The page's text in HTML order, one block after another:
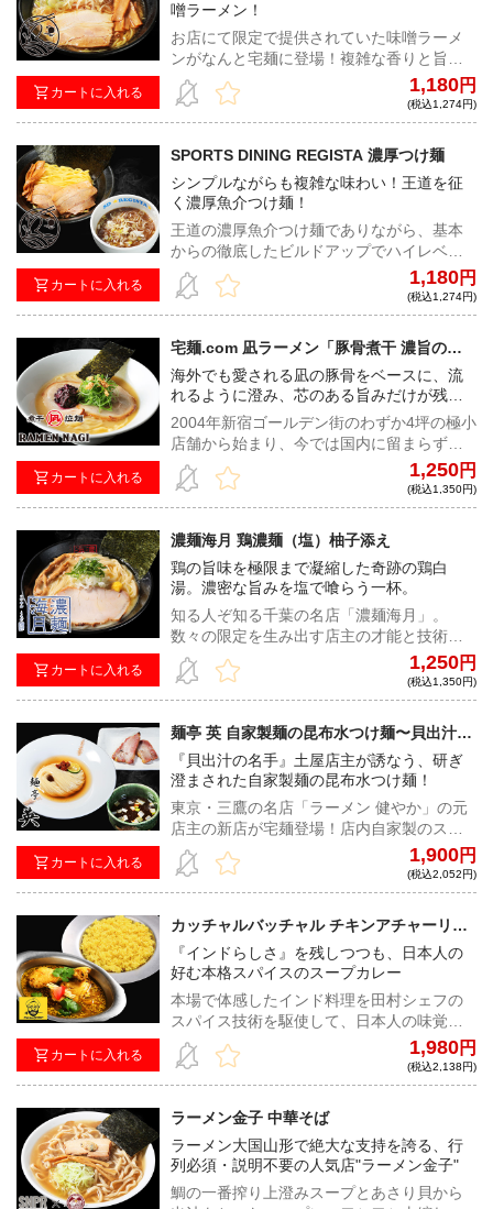
カートに入れる
噌ラーメン！
お店にて限定で提供されていた味噌ラーメ
ンがなんと宅麺に登場！複雑な香りと旨み
がきっとあなたを魅了する！REGISTAなら
ではの極上の味わいをご堪能あれ！
1,180円
(税込1,274円)
カートに入れる
SPORTS DINING REGISTA 濃厚つけ麺
シンプルながらも複雑な味わい！王道を征
く濃厚魚介つけ麺！
王道の濃厚魚介つけ麺でありながら、基本
からの徹底したビルドアップでハイレベル
な味わいを実現したREGISTAのつけ麺。そ
の完成度の高さに唸ること間違いなし！
1,180円
(税込1,274円)
カートに入れる
宅麺.com 凪ラーメン「豚骨煮干 濃旨の
雫」
海外でも愛される凪の豚骨をベースに、流
れるように澄み、芯のある旨みだけが残る
一杯。
2004年新宿ゴールデン街のわずか4坪の極小
店舗から始まり、今では国内に留まらず、
海外50店舗以上を経営するほどの規模へ成
長。ラーメン業界で押しも押されぬ人気と
知名度を誇る『ラーメン凪』が監修し、ア
『凪ラーメン「豚骨煮干 濃旨の雫」』をイ
ラストカード付きでお届け！
1,250円
(税込1,350円)
カートに入れる
濃麺海月 鶏濃麺（塩）柚子添え
鶏の旨味を極限まで凝縮した奇跡の鶏白
湯。濃密な旨みを塩で喰らう一杯。
知る人ぞ知る千葉の名店「濃麺海月」。
数々の限定を生み出す店主の才能と技術は
業界随一。宅麺でも高い人気を誇る鶏濃麺
（醤油）の塩ver.をついに販売開始！塩だか
らこそ際立つ鶏の旨みを味わい尽くせ。
1,250円
(税込1,350円)
カートに入れる
麺亭 英 自家製麺の昆布水つけ麺〜貝出汁醤
油〜
『貝出汁の名手』土屋店主が誘なう、研ぎ
澄まされた自家製麺の昆布水つけ麺！
東京・三鷹の名店「ラーメン 健やか」の元
店主の新店が宅麺登場！店内自家製のスト
レート麺にドライトマトが浮かぶ昆布水を
纏い、貝出汁と東京軍鶏のガラの旨み溢れ
る醤油スープに岩中豚の吊るし焼きチャー
り上げた渾身のつけ麺！
1,900円
(税込2,052円)
カートに入れる
カッチャルバッチャル チキンアチャーリー
カレー
『インドらしさ』を残しつつも、日本人の
好む本格スパイスのスープカレー
本場で体感したインド料理を田村シェフの
スパイス技術を駆使して、日本人の味覚に
合うように作られたインドカレーの進化
系。青唐辛子の突き抜ける辛さとビネガー
の爽やかな酸味を効かせた一品！
1,980円
(税込2,138円)
ラーメン金子 中華そば
ラーメン大国山形で絶大な支持を誇る、行
列必須・説明不要の人気店"ラーメン金子"
鯛の一番搾り上澄みスープとあさり貝から